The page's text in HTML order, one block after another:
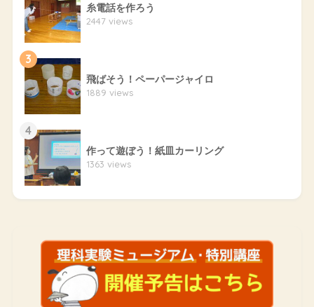
糸電話を作ろう
2447 views
3
飛ばそう！ペーパージャイロ
1889 views
4
作って遊ぼう！紙皿カーリング
1363 views